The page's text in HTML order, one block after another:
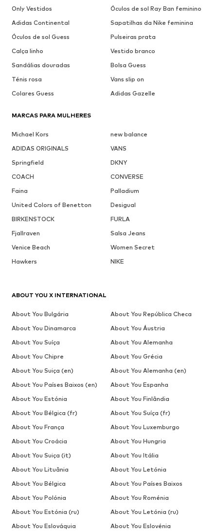
Only Vestidos
Óculos de sol Ray Ban feminino
Adidas Continental
Sapatilhas da Nike feminina
Óculos de sol Guess
Pulseiras prata
Calça linho
Vestido branco
Sandálias douradas
Bolsa Guess
Ténis rosa
Vans slip on
Colares Guess
Adidas Gazelle
MARCAS PARA MULHERES
Michael Kors
new balance
ADIDAS ORIGINALS
VANS
Springfield
DKNY
COACH
CONVERSE
Faina
Palladium
United Colors of Benetton
Desigual
BIRKENSTOCK
FURLA
Fjallraven
Salsa Jeans
Venice Beach
Women Secret
Hawkers
NIKE
ABOUT YOU X INTERNATIONAL
About You Bulgária
About You República Checa
About You Dinamarca
About You Áustria
About You Suíça
About You Alemanha
About You Chipre
About You Grécia
About You Suiça (en)
About You Alemanha (en)
About You Países Baixos (en)
About You Espanha
About You Estónia
About You Finlândia
About You Bélgica (fr)
About You Suíça (fr)
About You França
About You Luxemburgo
About You Croácia
About You Hungria
About You Suiça (it)
About You Itália
About You Lituânia
About You Letónia
About You Bélgica
About You Países Baixos
About You Polónia
About You Roménia
About You Estónia (ru)
About You Letónia (ru)
About You Eslováquia
About You Eslovénia